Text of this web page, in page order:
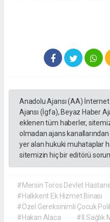
Anadolu Ajansı (AA)
Ajansı (İgfa), Beyaz Haber
eklenen tüm haberler,
olmadan ajans
yer alan hukuki muhataplar
sitemizin hiç bir editörü
#Mersin Toros Devlet
#Halkkent Ek Hizmet Binası
#Özel Gereksinimli Çocuk
#Hakan Alaca
#İl Sağlık